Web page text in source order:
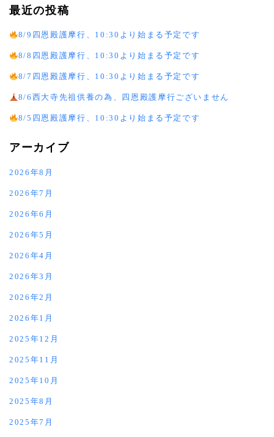
最近の投稿
8/9四恩殿護摩行、10:30より始まる予定です
8/8四恩殿護摩行、10:30より始まる予定です
8/7四恩殿護摩行、10:30より始まる予定です
8/6西大寺先祖供養の為、四恩殿護摩行ございません
8/5四恩殿護摩行、10:30より始まる予定です
アーカイブ
2026年8月
2026年7月
2026年6月
2026年5月
2026年4月
2026年3月
2026年2月
2026年1月
2025年12月
2025年11月
2025年10月
2025年8月
2025年7月